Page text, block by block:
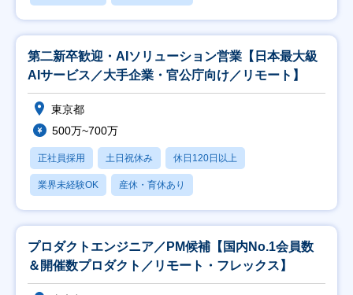
第二新卒歓迎・AIソリューション営業【日本最大級
AIサービス／大手企業・官公庁向け／リモート】
東京都
500万~700万
正社員採用 土日祝休み 休日120日以上
業界未経験OK 産休・育休あり
プロダクトエンジニア／PM候補【国内No.1会員数
＆開催数プロダクト／リモート・フレックス】